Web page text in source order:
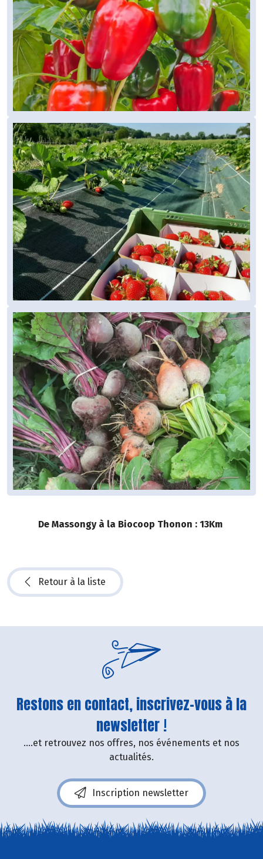
De Massongy à la Biocoop Thonon : 13Km
Retour à la liste
Restons en contact, inscrivez-vous à la
newsletter !
....et retrouvez nos offres, nos événements et nos
actualités.
Inscription newsletter